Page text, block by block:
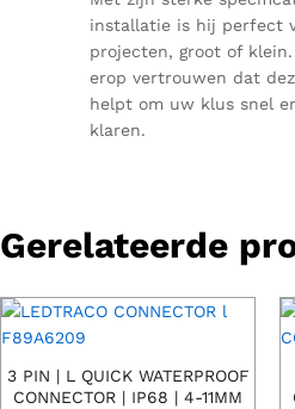
installatie is hij perfect
projecten, groot of
erop vertrouwen dat
helpt om uw klus snel
klaren.
Gerelateerde
3 PIN | L QUICK WATERPROOF
CONNECTOR | IP68 | 4-11MM